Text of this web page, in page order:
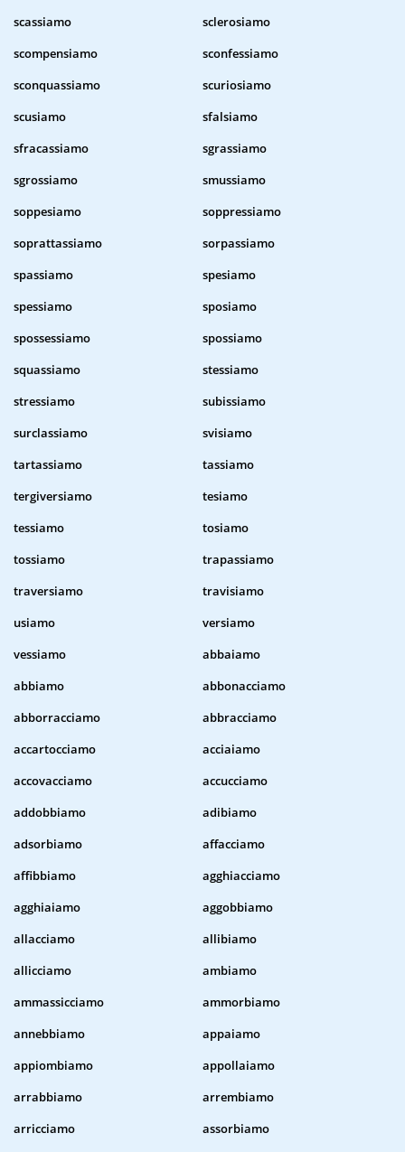
scassiamo
sclerosiamo
scompensiamo
sconfessiamo
sconquassiamo
scuriosiamo
scusiamo
sfalsiamo
sfracassiamo
sgrassiamo
sgrossiamo
smussiamo
soppesiamo
soppressiamo
soprattassiamo
sorpassiamo
spassiamo
spesiamo
spessiamo
sposiamo
spossessiamo
spossiamo
squassiamo
stessiamo
stressiamo
subissiamo
surclassiamo
svisiamo
tartassiamo
tassiamo
tergiversiamo
tesiamo
tessiamo
tosiamo
tossiamo
trapassiamo
traversiamo
travisiamo
usiamo
versiamo
vessiamo
abbaiamo
abbiamo
abbonacciamo
abborracciamo
abbracciamo
accartocciamo
acciaiamo
accovacciamo
accucciamo
addobbiamo
adibiamo
adsorbiamo
affacciamo
affibbiamo
agghiacciamo
agghiaiamo
aggobbiamo
allacciamo
allibiamo
allicciamo
ambiamo
ammassicciamo
ammorbiamo
annebbiamo
appaiamo
appiombiamo
appollaiamo
arrabbiamo
arrembiamo
arricciamo
assorbiamo